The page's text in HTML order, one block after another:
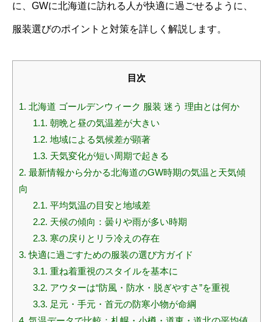
に、GWに北海道に訪れる人が快適に過ごせるように、
服装選びのポイントと対策を詳しく解説します。
目次
1. 北海道 ゴールデンウィーク 服装 迷う 理由とは何か
1.1. 朝晩と昼の気温差が大きい
1.2. 地域による気候差が顕著
1.3. 天気変化が短い周期で起きる
2. 最新情報から分かる北海道のGW時期の気温と天気傾
向
2.1. 平均気温の目安と地域差
2.2. 天候の傾向：曇りや雨が多い時期
2.3. 寒の戻りとリラ冷えの存在
3. 快適に過ごすための服装の選び方ガイド
3.1. 重ね着重視のスタイルを基本に
3.2. アウターは“防風・防水・脱ぎやすさ”を重視
3.3. 足元・手元・首元の防寒小物が命綱